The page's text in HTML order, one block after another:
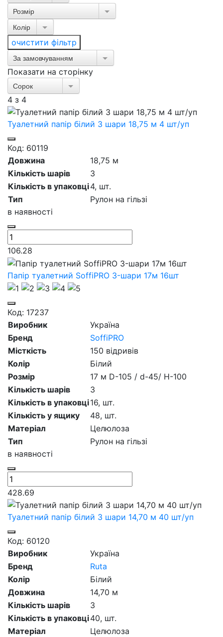
Розмір
Колір
очистити фільтр
За замовчуванням
Показати на сторінку
Сорок
4 з 4
Туалетний папір білий 3 шари 18,75 м 4 шт/уп
Код: 60119
Довжина
18,75 м
Кількість шарів
3
Кількість в упаковці4, шт.
Тип
Рулон на гільзі
в наявності
106.28
Папір туалетний SoffiPRO 3-шари 17м 16шт
Код: 17237
Виробник
Україна
Бренд
SoffiPRO
Місткість
150 відривів
Колір
Білий
Розмір
17 м D-105 / d-45/ H-100
Кількість шарів
3
Кількість в упаковці16, шт.
Кількість у ящику
48, шт.
Матеріал
Целюлоза
Тип
Рулон на гільзі
в наявності
428.69
Туалетний папір білий 3 шари 14,70 м 40 шт/уп
Код: 60120
Виробник
Україна
Бренд
Ruta
Колір
Білий
Довжина
14,70 м
Кількість шарів
3
Кількість в упаковці40, шт.
Матеріал
Целюлоза